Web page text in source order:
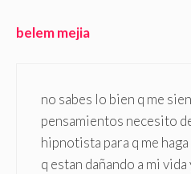
belem mejia
no sabes lo bien q me
pensamientos necesito
hipnotista para q me
q estan dañando a mi